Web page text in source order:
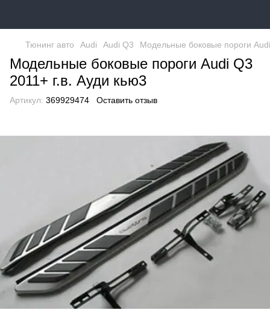
Тюнинг авто Audi Audi Q3 Модельные боковые пороги
Модельные боковые пороги Audi Q3
2011+ г.в. Ауди кью3
Артикул: 369929474 Оставить отзыв